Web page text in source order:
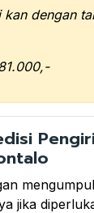
kan dengan
jika